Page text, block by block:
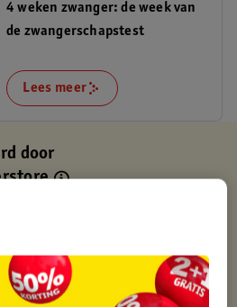
4 weken zwanger: de week van
de zwangerschapstest
Lees meer
door
kaart